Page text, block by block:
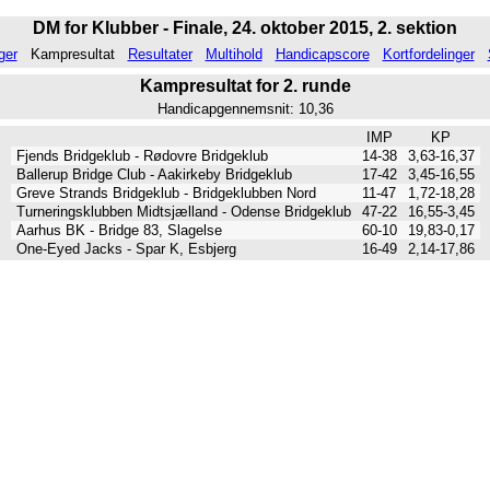
DM for Klubber - Finale, 24. oktober 2015, 2. sektion
Kampresultat Resultater Multihold Handicapscore Kortfordelinger
Kampresultat for 2. runde
Handicapgennemsnit: 10,36
IMP
KP
Fjends Bridgeklub - Rødovre Bridgeklub
14-38
3,63-16,37
Ballerup Bridge Club - Aakirkeby Bridgeklub
17-42
3,45-16,55
Greve Strands Bridgeklub - Bridgeklubben Nord
11-47
1,72-18,28
Turneringsklubben Midtsjælland - Odense Bridgeklub
47-22
16,55-3,45
Aarhus BK - Bridge 83, Slagelse
60-10
19,83-0,17
One-Eyed Jacks - Spar K, Esbjerg
16-49 2,14-17,86